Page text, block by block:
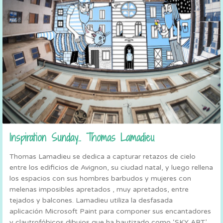
Inspiration Sunday.. Thomas Lamadieu
Thomas Lamadieu se dedica a capturar retazos de cielo
entre los edificios de Avignon, su ciudad natal, y luego rellena
los espacios con sus hombres barbudos y mujeres con
melenas imposibles apretados , muy apretados, entre
tejados y balcones. Lamadieu utiliza la desfasada
aplicación Microsoft Paint para componer sus encantadores